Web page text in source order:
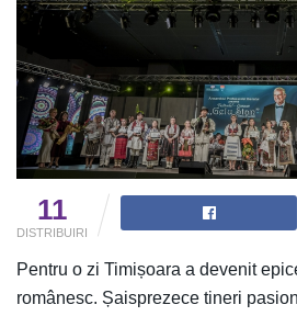
11
DISTRIBUIRI
Pentru o zi Timișoara a devenit
românesc. Șaisprezece tineri